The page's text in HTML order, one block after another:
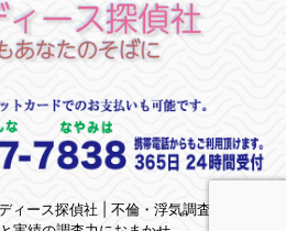
ース探偵社 | 不倫・浮気調査 | 埼玉県